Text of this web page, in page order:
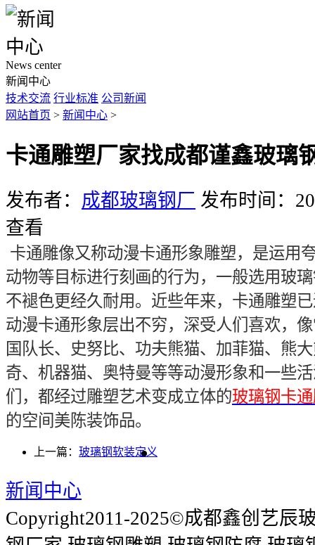
News center
新闻中心
技术交流 行业标准 公司新闻
网站首页 > 新闻中心 >
卡通雕塑厂家找成都谨鑫玻璃
发布者： 成都玻璃钢厂 发布时间：
查看
卡通雕像又称动漫卡通形象雕塑，是运用
动物等目标进行刻画的行为，一般选用玻
不褪色更经久耐用。近些年来，卡通雕塑
动漫卡通形象层出不穷，深受人们喜欢，
国队长、史努比、功夫熊猫、加菲猫、熊
奇、机器猫、奥特曼等等动漫形象和一些
们，都经过雕塑艺术变成立体的玻璃钢卡
的空间美陈装饰品。
上一篇： 玻璃钢软装定义
新闻中心
Copyright2011-2025©成都鑫创艺辰